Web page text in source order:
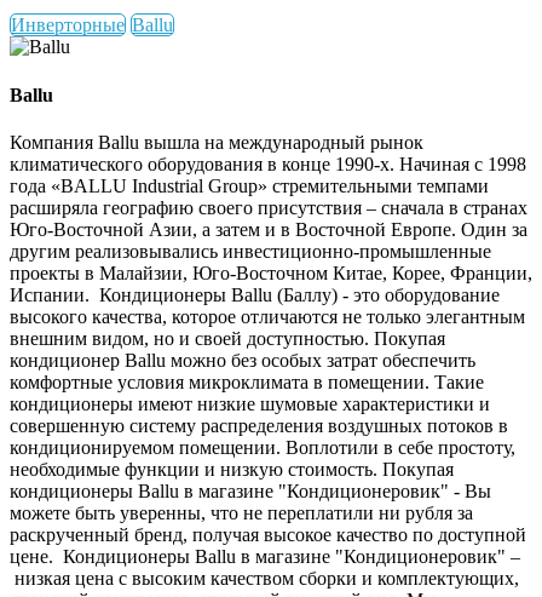
Инверторные Ballu
Ballu
Компания Ballu вышла на международный рынок
климатического оборудования в конце 1990-х. Начиная с 1998
года «BALLU Industrial Group» стремительными темпами
расширяла географию своего присутствия – сначала в странах
Юго-Восточной Азии, а затем и в Восточной Европе. Один за
другим реализовывались инвестиционно-промышленные
проекты в Малайзии, Юго-Восточном Китае, Корее, Франции,
Испании. Кондиционеры Ballu (Баллу) - это оборудование
высокого качества, которое отличаются не только элегантным
внешним видом, но и своей доступностью. Покупая
кондиционер Ballu можно без особых затрат обеспечить
комфортные условия микроклимата в помещении. Такие
кондиционеры имеют низкие шумовые характеристики и
совершенную систему распределения воздушных потоков в
кондиционируемом помещении. Воплотили в себе простоту,
необходимые функции и низкую стоимость. Покупая
кондиционеры Ballu в магазине "Кондиционеровик" - Вы
можете быть уверенны, что не переплатили ни рубля за
раскрученный бренд, получая высокое качество по доступной
цене. Кондиционеры Ballu в магазине "Кондиционеровик" –
низкая цена с высоким качеством сборки и комплектующих,